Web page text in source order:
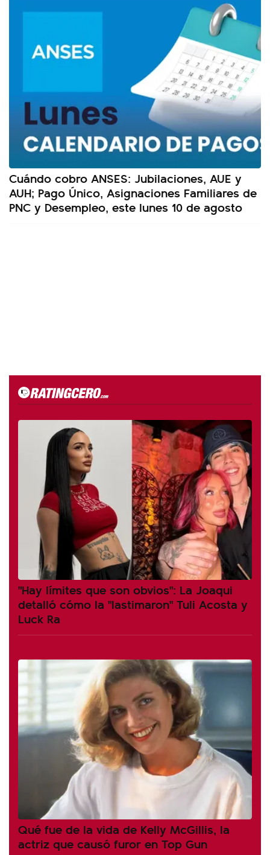
Cuándo cobro ANSES: Jubilaciones, AUE y
AUH; Pago Único, Asignaciones Familiares de
PNC y Desempleo, este lunes 10 de agosto
"Hay límites que son obvios": La Joaqui
detalló cómo la "lastimaron" Tuli Acosta y
Luck Ra
Qué fue de la vida de Kelly McGillis, la
actriz que causó furor en Top Gun